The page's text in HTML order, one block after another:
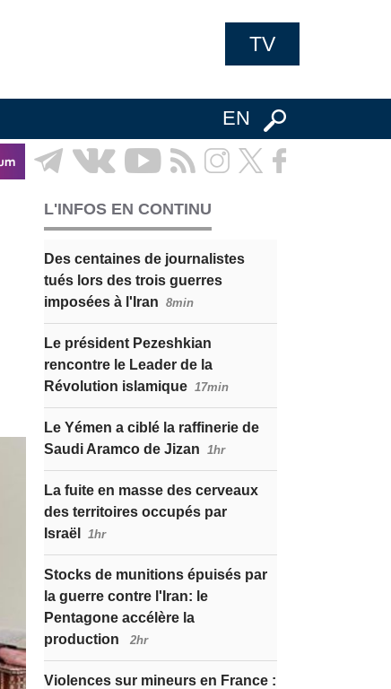
TV
EN
L'INFOS EN CONTINU
Des centaines de journalistes
tués lors des trois guerres
imposées à l'Iran 8min
Le président Pezeshkian
rencontre le Leader de la
Révolution islamique 17min
Le Yémen a ciblé la raffinerie de
Saudi Aramco de Jizan 1hr
La fuite en masse des cerveaux
des territoires occupés par
Israël
1hr
Stocks de munitions épuisés par
la guerre contre l'Iran: le
Pentagone accélère la
production
2hr
Violences sur mineurs en France :